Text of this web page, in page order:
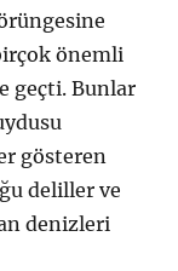
önemli
geçti. Bunlar
gösteren
deliller ve
denizleri